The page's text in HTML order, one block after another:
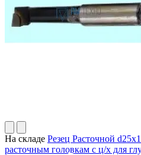
На складе Резец Расточной
расточным головкам с ц/х для